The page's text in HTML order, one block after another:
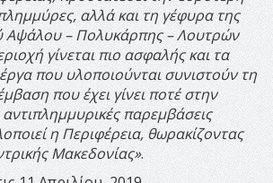
αλλά και τη γέφυρα της
Αψάλου – Πολυκάρπης – Λουτρών
γίνεται πιο ασφαλής και τα
που υλοποιούνται συνιστούν τη
που έχει γίνει ποτέ στην
παρεμβάσεις
η Περιφέρεια, θωρακίζοντας
Μακεδονίας».